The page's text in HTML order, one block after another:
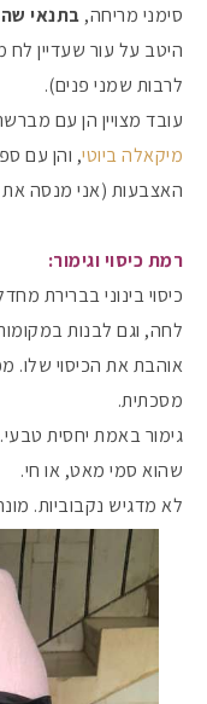
סימני מריחה, בתנאי
היטב על עור שעדיין
לרבות שמני פנים).
עובד מצויין הן עם
מיקאלה ביוטי, והן עם
האצבעות (אני מנסה את
רמת כיסוי וגימור:
כיסוי בינוני בברירת
לחה, וגם לבנות
אוהבת את הכיסוי
מסכתית.
גימור באמת יחסית
שהוא סמי מאט, או חי.
לא מדגיש נקבוביות.